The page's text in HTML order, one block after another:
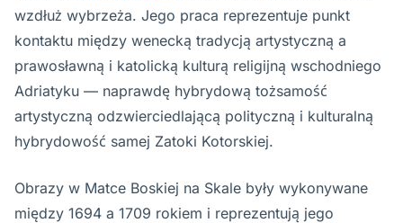
wzdłuż wybrzeża. Jego praca reprezentuje punkt
kontaktu między wenecką tradycją artystyczną a
prawosławną i katolicką kulturą religijną wschodniego
Adriatyku — naprawdę hybrydową tożsamość
artystyczną odzwierciedlającą polityczną i kulturalną
hybrydowość samej Zatoki Kotorskiej.
Obrazy w Matce Boskiej na Skale były wykonywane
między 1694 a 1709 rokiem i reprezentują jego